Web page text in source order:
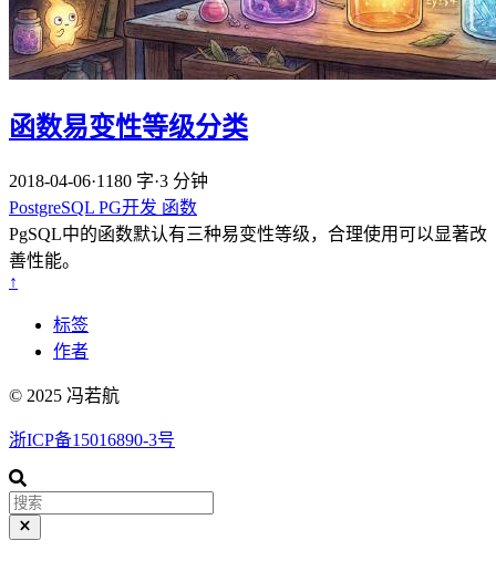
函数易变性等级分类
2018-04-06·1180 字·3 分钟
PostgreSQL PG开发 函数
PgSQL中的函数默认有三种易变性等级，合理使用可以显著改
善性能。
↑
标签
作者
© 2025 冯若航
浙ICP备15016890-3号